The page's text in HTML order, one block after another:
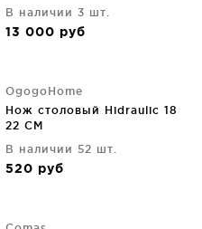
В наличии 3 шт.
13 000 руб
OgogoHome
Нож столовый Hidraulic 18
22 CM
В наличии 52 шт.
520 руб